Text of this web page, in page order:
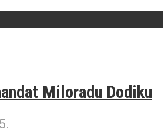
Miloradu Dodiku